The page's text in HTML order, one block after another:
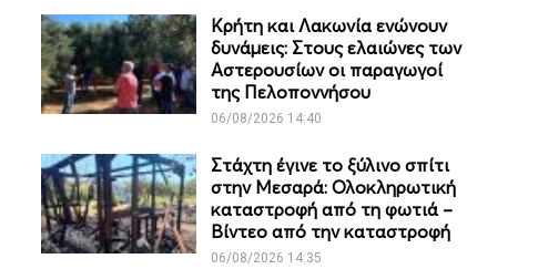
Κρήτη και Λακωνία ενώνουν
δυνάμεις: Στους ελαιώνες των
Αστερουσίων οι παραγωγοί
της Πελοποννήσου
06/08/2026 14:40
Στάχτη έγινε το ξύλινο σπίτι
στην Μεσαρά: Ολοκληρωτική
καταστροφή από τη φωτιά –
Βίντεο από την καταστροφή
06/08/2026 14:35